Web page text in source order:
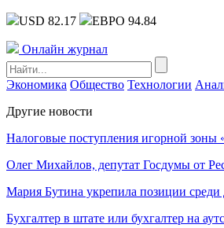
USD 82.17 ЕВРО 94.84
Онлайн журнал
Экономика Общество Технологии
Другие новости
Налоговые поступления игорной зоны
Олег Михайлов, депутат Госдумы от
Мария Бутина укрепила позиции
Бухгалтер в штате или бухгалтер на